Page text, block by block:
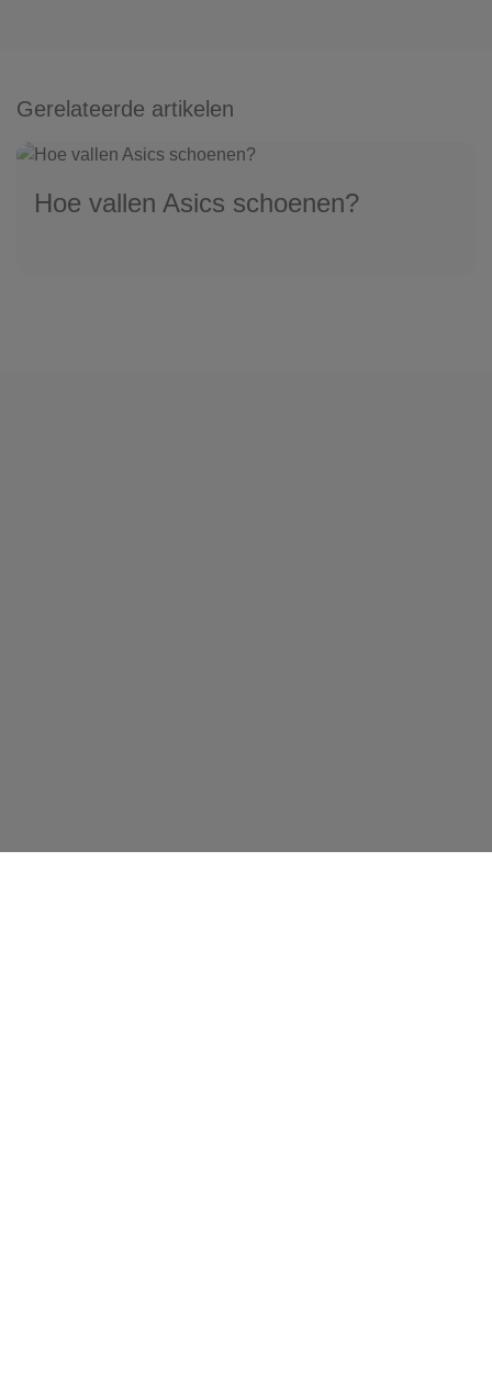
Gerelateerde artikelen
Hoe vallen Asics schoenen?